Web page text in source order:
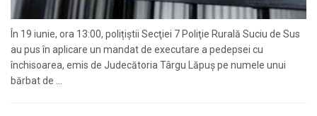
În 19 iunie, ora 13:00, polițiștii Secţiei 7 Poliţie Rurală Suciu de Sus
au pus în aplicare un mandat de executare a pedepsei cu
închisoarea, emis de Judecătoria Târgu Lăpuș pe numele unui
bărbat de ...